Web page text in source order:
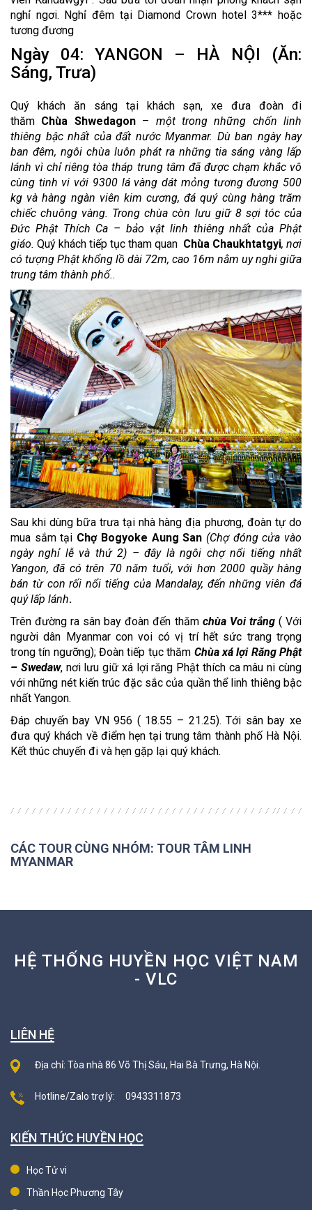
nghỉ ngơi. Nghỉ đêm tại Diamond Crown hotel 3*** hoặc
tương đương
Ngày 04: YANGON – HÀ NỘI (Ăn:
Sáng, Trưa)
Quý khách ăn sáng tại khách sạn, xe đưa đoàn đi
thăm Chùa Shwedagon– một trong những chốn linh
thiêng bậc nhất của đất nước Myanmar. Dù ban ngày hay
ban đêm, ngôi chùa luôn phát ra những tia sáng vàng lấp
lánh vì chỉ riêng tòa tháp trung tâm đã được chạm khắc vô
cùng tinh vi với 9300 lá vàng dát mỏng tương đương 500
kg và hàng ngàn viên kim cương, đá quý cùng hàng trăm
chiếc chuông vàng. Trong chùa còn lưu giữ 8 sợi tóc của
Đức Phật Thích Ca – bảo vật linh thiêng nhất của Phật
giáo. Quý khách tiếp tục tham quan Chùa Chaukhtatgyi, nơi
có tượng Phật khổng lồ dài 72m, cao 16m nằm uy nghi giữa
trung tâm thành phố..
Sau khi dùng bữa trưa tại nhà hàng địa phương, đoàn tự do
mua sắm tại Chợ Bogyoke Aung San (Chợ đóng cửa vào
ngày nghỉ lễ và thứ 2) – đây là ngôi chợ nổi tiếng nhất
Yangon, đã có trên 70 năm tuổi, với hơn 2000 quầy hàng
bán từ con rối nổi tiếng của Mandalay, đến những viên đá
quý lấp lánh.
Trên đường ra sân bay đoàn đến thăm chùa Voi trắng( Với
người dân Myanmar con voi có vị trí hết sức trang trọng
trong tín ngưỡng); Đoàn tiếp tục thăm Chùa xá lợi Răng Phật
– Swedaw, nơi lưu giữ xá lợi răng Phật thích ca mâu ni cùng
với những nét kiến trúc đặc sắc của quần thể linh thiêng bậc
nhất Yangon.
Đáp chuyến bay VN 956 ( 18.55 – 21.25). Tới sân bay xe
đưa quý khách về điểm hẹn tại trung tâm thành phố Hà Nội.
Kết thúc chuyến đi và hẹn gặp lại quý khách.
CÁC TOUR CÙNG NHÓM: TOUR TÂM LINH
MYANMAR
HỆ THỐNG HUYỀN HỌC VIỆT NAM
- VLC
LIÊN HỆ
Địa chỉ: Tòa nhà 86 Võ Thị Sáu, Hai Bà Trưng, Hà Nội.
Hotline/Zalo trợ lý: 0943311873
KIẾN THỨC HUYỀN HỌC
Học Tử vi
Thần Học Phương Tây